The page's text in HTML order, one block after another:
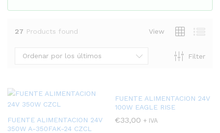
27 Products found View
Filter
Ordenar por los últimos
FUENTE ALIMENTACION 24V
350W A-350FAK-24 CZCL
FUENTE ALIMENTACION 24V
100W EAGLE RISE
€33,00 + IVA